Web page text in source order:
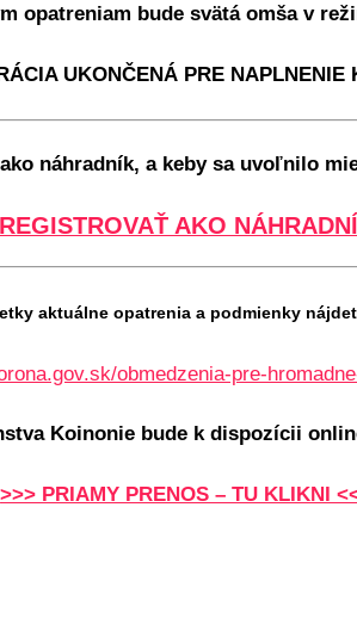
opatreniam bude svätá omša v
UKONČENÁ PRE NAPLNENIE
náhradník, a keby sa uvoľnilo
REGISTROVAŤ AKO
aktuálne opatrenia a podmienky
obmedzenia-pre-
Koinonie bude k dispozícii
>>> PRIAMY PRENOS – TU KLIKNI